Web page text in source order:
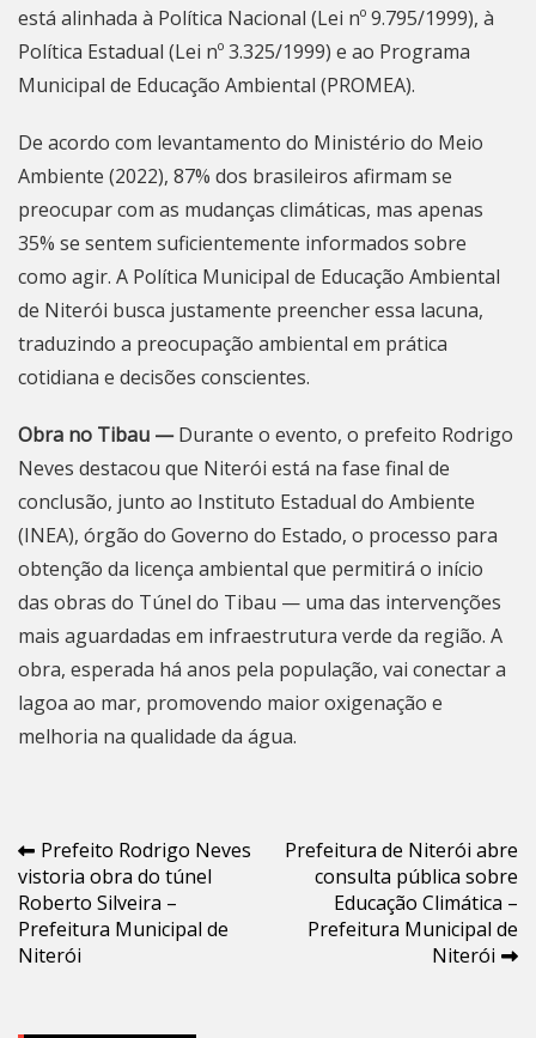
está alinhada à Política Nacional (Lei nº 9.795/1999), à
Política Estadual (Lei nº 3.325/1999) e ao Programa
Municipal de Educação Ambiental (PROMEA).
De acordo com levantamento do Ministério do Meio
Ambiente (2022), 87% dos brasileiros afirmam se
preocupar com as mudanças climáticas, mas apenas
35% se sentem suficientemente informados sobre
como agir. A Política Municipal de Educação Ambiental
de Niterói busca justamente preencher essa lacuna,
traduzindo a preocupação ambiental em prática
cotidiana e decisões conscientes.
Obra no Tibau —Durante o evento, o prefeito Rodrigo
Neves destacou que Niterói está na fase final de
conclusão, junto ao Instituto Estadual do Ambiente
(INEA), órgão do Governo do Estado, o processo para
obtenção da licença ambiental que permitirá o início
das obras do Túnel do Tibau — uma das intervenções
mais aguardadas em infraestrutura verde da região. A
obra, esperada há anos pela população, vai conectar a
lagoa ao mar, promovendo maior oxigenação e
melhoria na qualidade da água.
Navegação
de
Post
Prefeito Rodrigo Neves
vistoria obra do túnel
Roberto Silveira –
Prefeitura Municipal de
Niterói
Prefeitura de Niterói abre
consulta pública sobre
Educação Climática –
Prefeitura Municipal de
Niterói